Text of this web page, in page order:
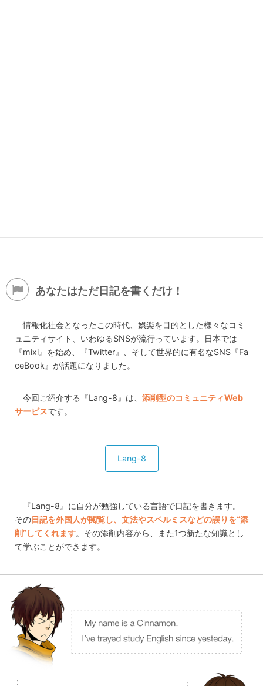
あなたはただ日記を書くだけ！
情報化社会となったこの時代、娯楽を目的とした様々なコミ
ュニティサイト、いわゆるSNSが流行っています。日本では
『mixi』を始め、『Twitter』、そして世界的に有名なSNS『Fa
ceBook』が話題になりました。
今回ご紹介する『Lang-8』は、添削型のコミュニティWeb
サービスです。
Lang-8
『Lang-8』に自分が勉強している言語で日記を書きます。
その日記を外国人が閲覧し、文法やスペルミスなどの誤りを“添
削”してくれます。その添削内容から、また1つ新たな知識とし
て学ぶことができます。